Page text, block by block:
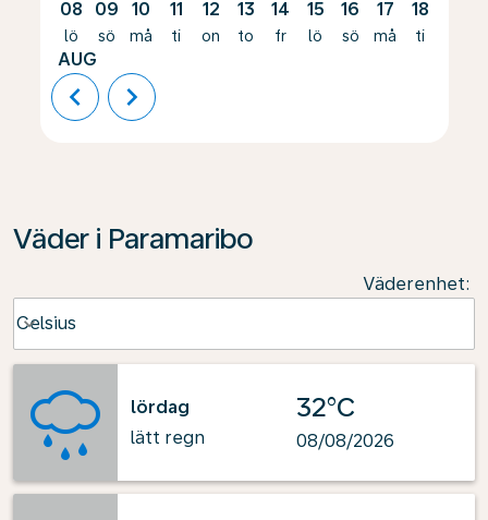
08
lö
AUG
09
sö
10
må
11
ti
12
on
13
to
14
fr
15
lö
16
sö
17
må
18
ti
chevron_left chevron_right
Väder i Paramaribo
Väderenhet:
Celsius
keyboard_arrow_down
lördag
lätt regn
32°C
08/08/2026